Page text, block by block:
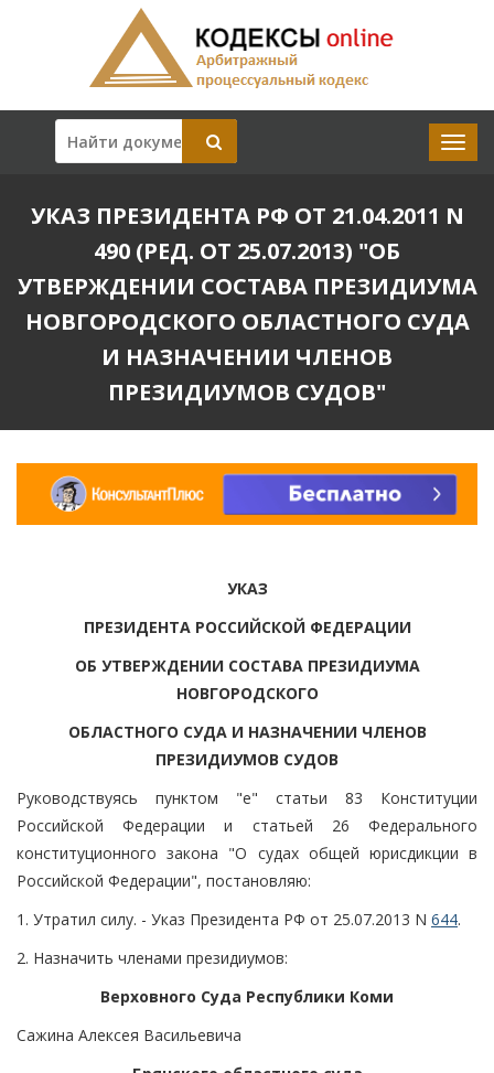
УКАЗ ПРЕЗИДЕНТА РФ ОТ 21.04.2011 N
490 (РЕД. ОТ 25.07.2013) "ОБ
УТВЕРЖДЕНИИ СОСТАВА ПРЕЗИДИУМА
НОВГОРОДСКОГО ОБЛАСТНОГО СУДА
И НАЗНАЧЕНИИ ЧЛЕНОВ
ПРЕЗИДИУМОВ СУДОВ"
УКАЗ
ПРЕЗИДЕНТА РОССИЙСКОЙ ФЕДЕРАЦИИ
ОБ УТВЕРЖДЕНИИ СОСТАВА ПРЕЗИДИУМА
НОВГОРОДСКОГО
ОБЛАСТНОГО СУДА И НАЗНАЧЕНИИ ЧЛЕНОВ
ПРЕЗИДИУМОВ СУДОВ
Руководствуясь пунктом "е" статьи 83 Конституции
Российской Федерации и статьей 26 Федерального
конституционного закона "О судах общей юрисдикции в
Российской Федерации", постановляю:
1. Утратил силу. - Указ Президента РФ от 25.07.2013 N 644.
2. Назначить членами президиумов:
Верховного Суда Республики Коми
Сажина Алексея Васильевича